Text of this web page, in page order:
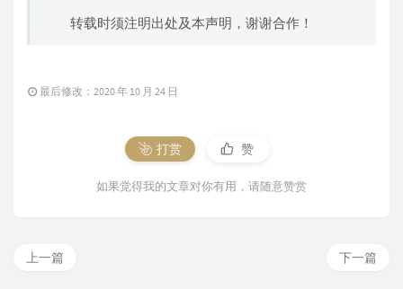
转载时须注明出处及本声明，谢谢合作！
最后修改：2020 年 10 月 24 日
打赏 赞
如果觉得我的文章对你有用，请随意赞赏
下一篇
上一篇